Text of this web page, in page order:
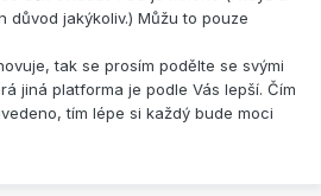
důvod jakýkoliv.) Můžu to pouze
tak se prosím podělte se svými
jiná platforma je podle Vás lepší. Čím
tím lépe si každý bude moci